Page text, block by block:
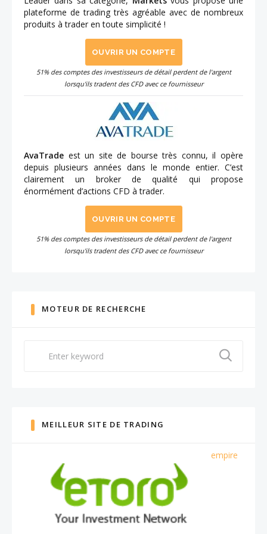
plateforme de trading très agréable avec de nombreux
produits à trader en toute simplicité !
OUVRIR UN COMPTE
51% des comptes des investisseurs de détail perdent de l'argent
lorsqu'ils tradent des CFD avec ce fournisseur
AvaTrade est un site de bourse très connu, il opère
depuis plusieurs années dans le monde entier. C’est
clairement un broker de qualité qui propose
énormément d’actions CFD à trader.
OUVRIR UN COMPTE
51% des comptes des investisseurs de détail perdent de l'argent
lorsqu'ils tradent des CFD avec ce fournisseur
MOTEUR DE RECHERCHE
MEILLEUR SITE DE TRADING
empire